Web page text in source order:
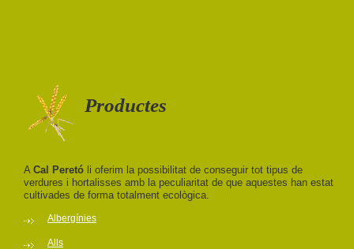
Productes
A Cal Peretó li oferim la possibilitat de conseguir tot tipus de
verdures i hortalisses amb la peculiaritat de que aquestes han estat
cultivades de forma totalment ecològica.
Albergínies
Alls